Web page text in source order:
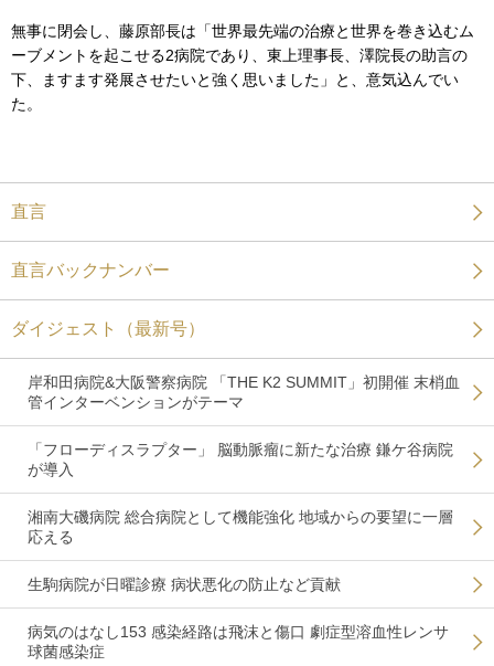
無事に閉会し、藤原部長は「世界最先端の治療と世界を巻き込むム
ーブメントを起こせる2病院であり、東上理事長、澤院長の助言の
下、ますます発展させたいと強く思いました」と、意気込んでい
た。
直言
直言バックナンバー
ダイジェスト（最新号）
岸和田病院&大阪警察病院 「THE K2 SUMMIT」初開催 末梢血
管インターベンションがテーマ
「フローディスラプター」 脳動脈瘤に新たな治療 鎌ケ谷病院
が導入
湘南大磯病院 総合病院として機能強化 地域からの要望に一層
応える
生駒病院が日曜診療 病状悪化の防止など貢献
病気のはなし153 感染経路は飛沫と傷口 劇症型溶血性レンサ
球菌感染症